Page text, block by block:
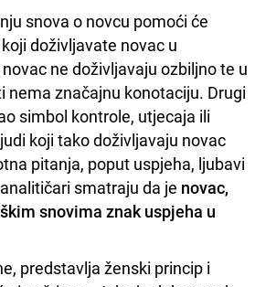
snova o novcu pomoći će
doživljavate novac u
ne doživljavaju ozbiljno te u
nema značajnu konotaciju. Drugi
simbol kontrole, utjecaja ili
koji tako doživljavaju novac
pitanja, poput uspjeha, ljubavi
smatraju da je novac,
snovima znak uspjeha u
predstavlja ženski princip i